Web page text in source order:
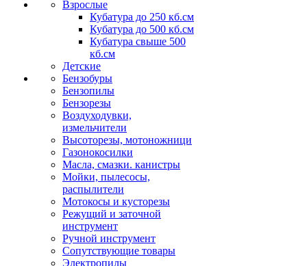
Взрослые
Кубатура до 250 кб.см
Кубатура до 500 кб.см
Кубатура свыше 500
кб.см
Детские
Бензобуры
Бензопилы
Бензорезы
Воздуходувки,
измельчители
Высоторезы, мотоножници
Газонокосилки
Масла, смазки. канистры
Мойки, пылесосы,
распылители
Мотокосы и кусторезы
Режущий и заточной
инструмент
Ручной инструмент
Сопутствующие товары
Электропилы